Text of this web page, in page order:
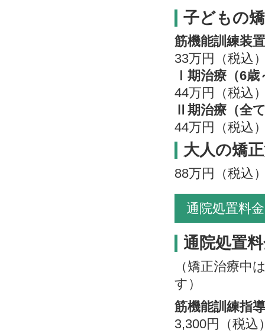
子どもの
筋機能訓練装
33万円（税込
Ⅰ期治療（6歳
44万円（税込
Ⅱ期治療（全
44万円（税込
大人の矯
88万円（税込
通院処置料金
通院処置
（矯正治療中
す）
筋機能訓練指
3,300円（税込